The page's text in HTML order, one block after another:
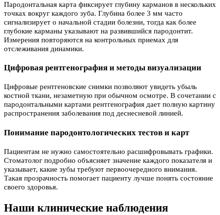
Пародонтальная карта фиксирует глубину карманов в нескольких
точках вокруг каждого зуба. Глубина более 3 мм часто
сигнализирует о начальной стадии болезни, тогда как более
глубокие карманы указывают на развившийся пародонтит.
Измерения повторяются на контрольных приемах для
отслеживания динамики.
Цифровая рентгенография и методы визуализации
Цифровые рентгеновские снимки позволяют увидеть убыль
костной ткани, незаметную при обычном осмотре. В сочетании с
пародонтальными картами рентгенография дает полную картину
распространения заболевания под деснесневой линией.
Понимание пародонтологических тестов и карт
Пациентам не нужно самостоятельно расшифровывать графики.
Стоматолог подробно объясняет значение каждого показателя и
указывает, какие зубы требуют первоочередного внимания.
Такая прозрачность помогает пациенту лучше понять состояние
своего здоровья.
Наши клинические наблюдения